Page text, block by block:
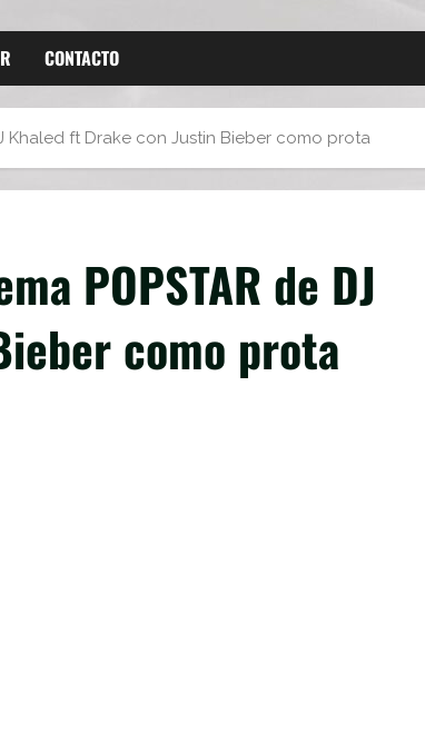
CONTACTO
Khaled ft Drake con Justin Bieber como prota
POPSTAR de DJ
como prota